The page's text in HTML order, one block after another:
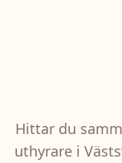
Hittar du
uthyrare i